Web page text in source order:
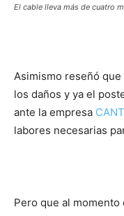
El cable lleva más de cuatro
Asimismo reseñó
los daños y ya el
ante la empresa
labores necesarias
Pero que al